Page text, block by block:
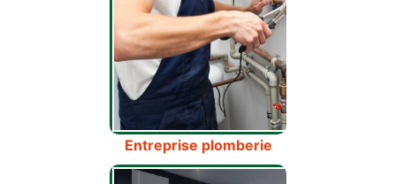
Entreprise plomberie